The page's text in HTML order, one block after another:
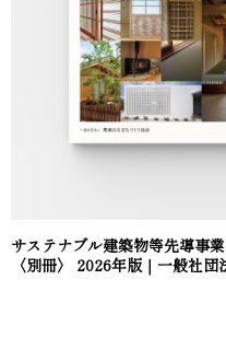
サステナブル建築物等先導事
〈別冊〉 2026年版｜一般社団